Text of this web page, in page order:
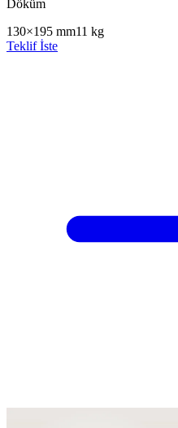
Döküm
130×195 mm11 kg
Teklif İste